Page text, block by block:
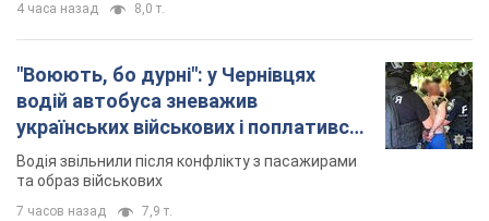
4 часа назад 8,0 т.
"Воюють, бо дурні": у Чернівцях
водій автобуса зневажив
українських військових і поплатився.
Відео
Водія звільнили після конфлікту з пасажирами
та образ військових
7 часов назад 7,9 т.